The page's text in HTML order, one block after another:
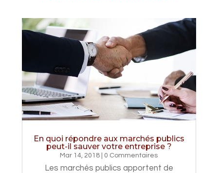
En quoi répondre aux marchés publics
peut-il sauver votre entreprise ?
Mar 14, 2018 | 0 Commentaires
Les marchés publics apportent de